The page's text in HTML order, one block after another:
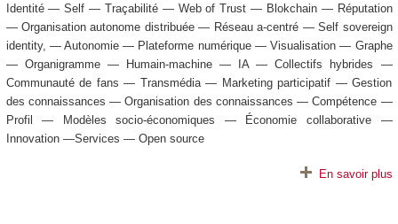
Identité — Self — Traçabilité — Web of Trust — Blokchain — Réputation
— Organisation autonome distribuée — Réseau a-centré — Self sovereign
identity, — Autonomie — Plateforme numérique — Visualisation — Graphe
— Organigramme — Humain-machine — IA — Collectifs hybrides —
Communauté de fans — Transmédia — Marketing participatif — Gestion
des connaissances — Organisation des connaissances — Compétence —
Profil — Modèles socio-économiques — Économie collaborative —
Innovation —Services — Open source
En savoir plus